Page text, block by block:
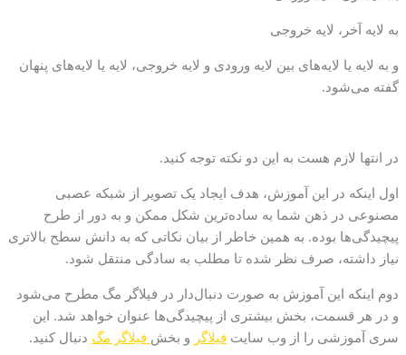
به لایه آخر، لایه خروجی
و به لایه یا لایه‌های بین لایه ورودی و لایه خروجی، لایه یا لایه‌های پنهان
گفته می‌شود.
در انتها لازم هست به این دو نکته توجه کنید.
اول اینکه در این آموزش، هدف ایجاد یک تصویر از شبکه عصبی
مصنوعی در ذهن شما به ساده‌ترین شکل ممکن و به دور از طرح
پیچیدگی‌ها بوده. به همین خاطر از بیان نکاتی که به دانش سطح بالاتری
نیاز داشته، صرف نظر شده تا مطلب به سادگی منتقل شود.
دوم اینکه این آموزش به صورت دنبال‌دار در فیلاگر مگ مطرح می‌شود
و در هر قسمت، بخش بیشتری از پیچیدگی‌ها عنوان خواهد شد. این
سری آموزشی را از وب سایت فیلاگر و بخش فیلاگر مگ دنبال کنید.